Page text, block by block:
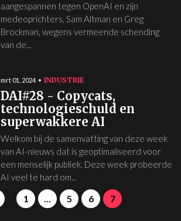
aangespannen tegen OpenAI en zijn
medeoprichters, Sam Altman en Greg
Brockman, wegens vermeende schending
van de...
mrt 01, 2024 INDUSTRIE
DAI#28 - Copycats,
technologieschuld en
superwakkere AI
Welkom bij de samenvatting van deze week
van AI-nieuws dat is geoptimaliseerd voor
een menselijk publiek. Deze week probeerde
AI veel te hard om...
1 ... 5 6 7